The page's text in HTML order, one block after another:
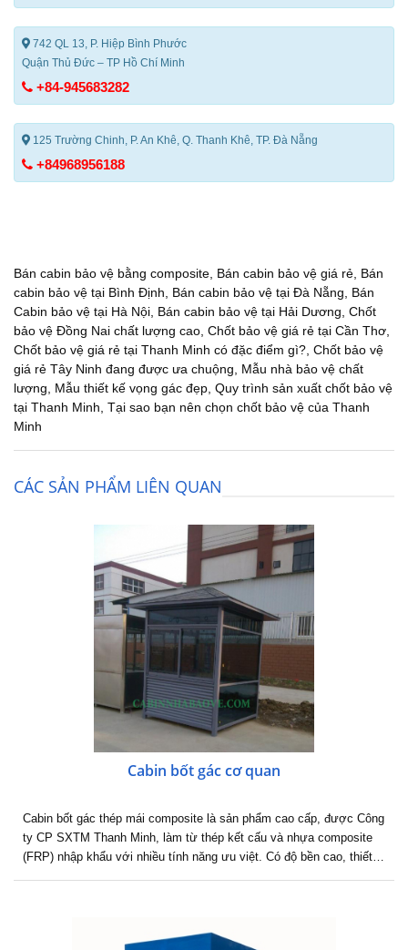
742 QL 13, P. Hiệp Bình Phước
Quận Thủ Đức – TP Hồ Chí Minh
+84-945683282
125 Trường Chinh, P. An Khê, Q. Thanh Khê, TP. Đà Nẵng
+84968956188
Bán cabin bảo vệ bằng composite Bán cabin bảo vệ giá rẻ Bán
cabin bảo vệ tại Bình Định
Bán cabin bảo vệ tại Đà Nẵng
Bán
Cabin bảo vệ tại Hà Nội Bán cabin bảo vệ tại Hải Dương Chốt
bảo vệ Đồng Nai chất lượng cao Chốt bảo vệ giá rẻ tại Cần Thơ
Chốt bảo vệ giá rẻ tại Thanh Minh có đặc điểm gì? Chốt bảo vệ
giá rẻ Tây Ninh đang được ưa chuộng
Mẫu nhà bảo vệ chất
lượng
Mẫu thiết kế vọng gác đẹp Quy trình sản xuất chốt bảo vệ
tại Thanh Minh Tại sao bạn nên chọn chốt bảo vệ của Thanh
Minh
CÁC SẢN PHẨM LIÊN QUAN
Cabin bốt gác cơ quan
Cabin bốt gác thép mái composite là sản phẩm cao cấp, được Công
ty CP SXTM Thanh Minh, làm từ thép kết cấu và nhựa composite
(FRP) nhập khẩu với nhiều tính năng ưu việt. Có độ bền cao, thiết…